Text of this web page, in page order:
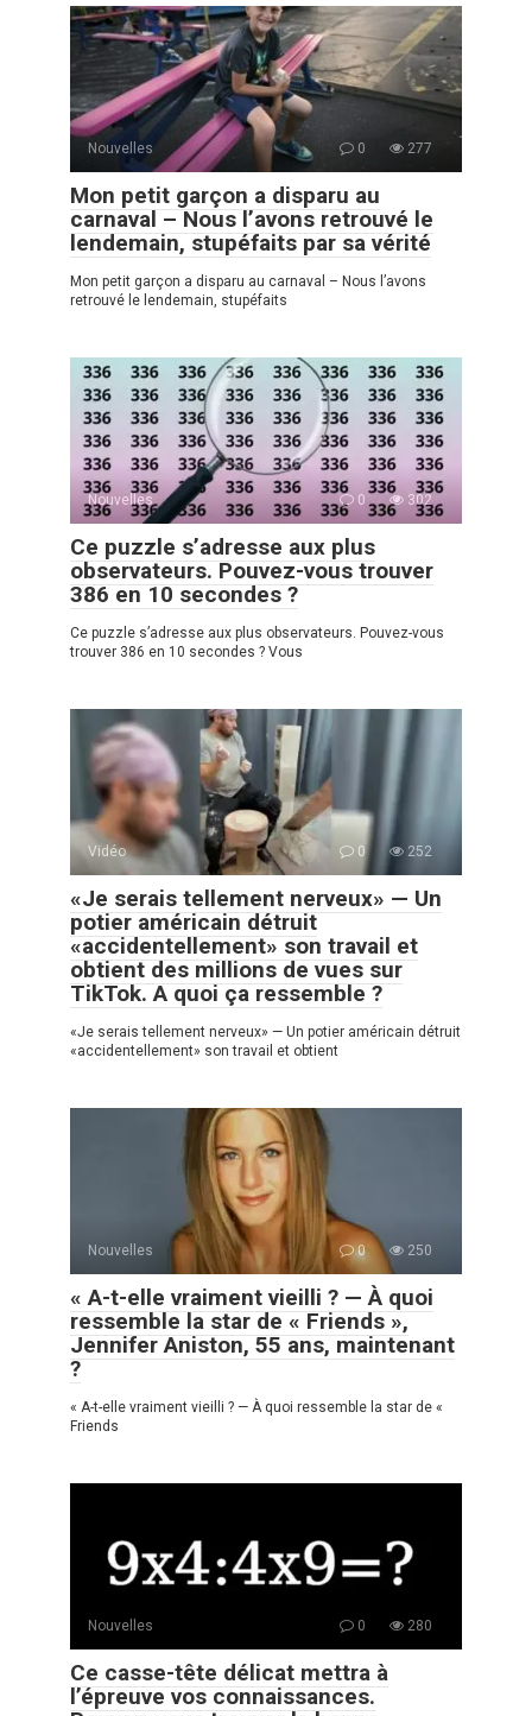
Nouvelles 0 277
Mon petit garçon a disparu au
carnaval – Nous l’avons retrouvé le
lendemain, stupéfaits par sa vérité
Mon petit garçon a disparu au carnaval – Nous l’avons
retrouvé le lendemain, stupéfaits
Nouvelles 0 302
Ce puzzle s’adresse aux plus
observateurs. Pouvez-vous trouver
386 en 10 secondes ?
Ce puzzle s’adresse aux plus observateurs. Pouvez-vous
trouver 386 en 10 secondes ? Vous
Vidéo 0 252
«Je serais tellement nerveux» — Un
potier américain détruit
«accidentellement» son travail et
obtient des millions de vues sur
TikTok. A quoi ça ressemble ?
«Je serais tellement nerveux» — Un potier américain détruit
«accidentellement» son travail et obtient
Nouvelles 0 250
« A-t-elle vraiment vieilli ? — À quoi
ressemble la star de « Friends »,
Jennifer Aniston, 55 ans, maintenant
?
« A-t-elle vraiment vieilli ? — À quoi ressemble la star de «
Friends
Nouvelles 0 280
Ce casse-tête délicat mettra à
l’épreuve vos connaissances.